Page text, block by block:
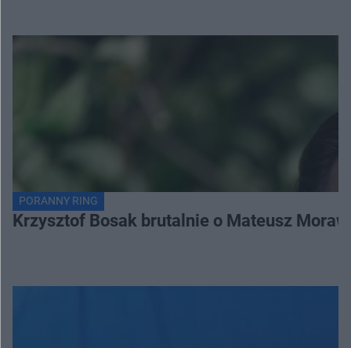
PORANNY RING
Krzysztof Bosak brutalnie o Mateusz